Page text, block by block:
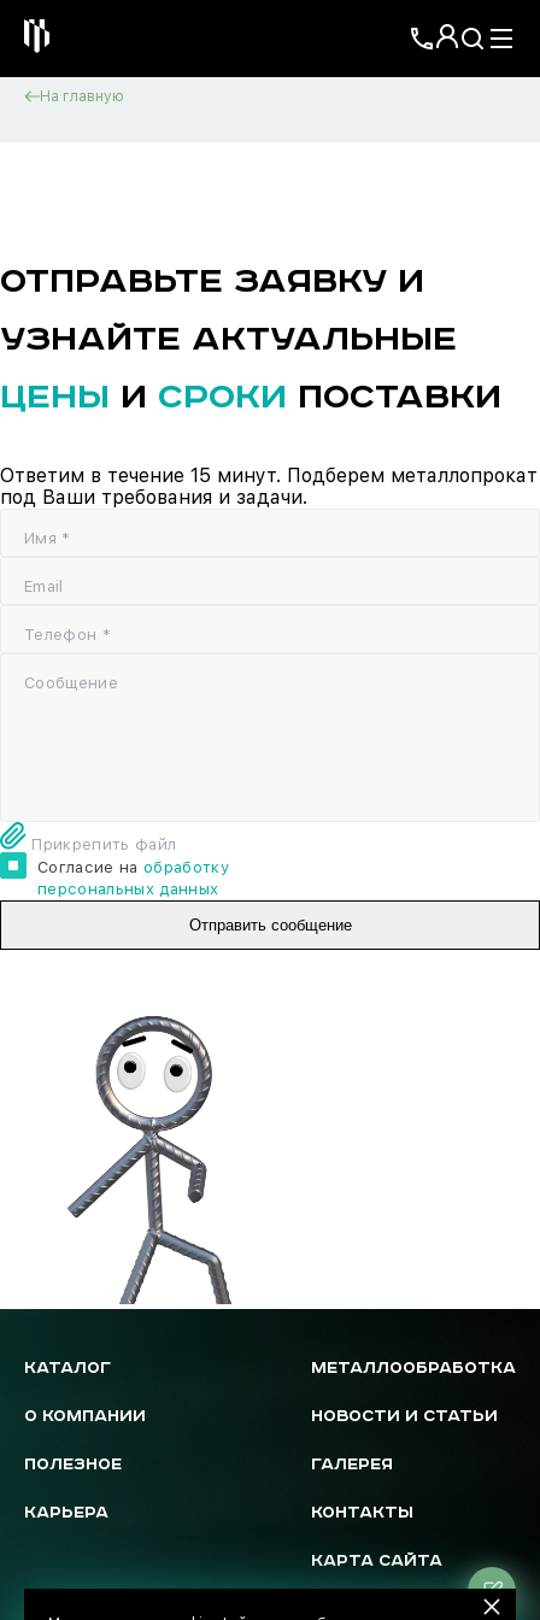
На главную
ОТПРАВЬТЕ ЗАЯВКУ И
УЗНАЙТЕ АКТУАЛЬНЫЕ
ЦЕНЫ И СРОКИ ПОСТАВКИ
Ответим в течение 15 минут. Подберем металлопрокат
под Ваши требования и задачи.
Имя *
Email
Телефон *
Сообщение
Прикрепить файл
Согласие на обработку
персональных данных
Отправить сообщение
КАТАЛОГ
О КОМПАНИИ
ПОЛЕЗНОЕ
КАРЬЕРА
МЕТАЛЛООБРАБОТКА
НОВОСТИ И СТАТЬИ
ГАЛЕРЕЯ
КОНТАКТЫ
КАРТА САЙТА